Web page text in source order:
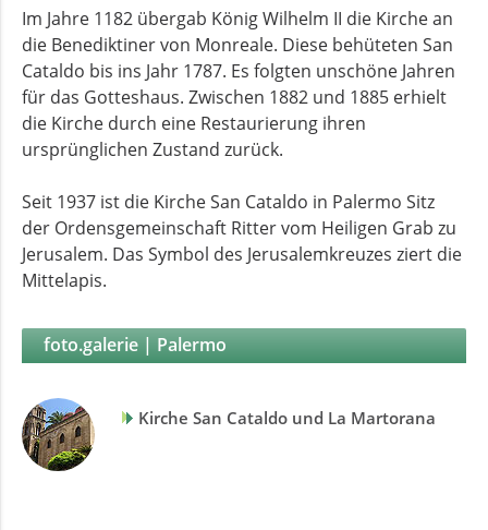
Im Jahre 1182 übergab König Wilhelm II die Kirche an
die Benediktiner von Monreale. Diese behüteten San
Cataldo bis ins Jahr 1787. Es folgten unschöne Jahren
für das Gotteshaus. Zwischen 1882 und 1885 erhielt
die Kirche durch eine Restaurierung ihren
ursprünglichen Zustand zurück.
Seit 1937 ist die Kirche San Cataldo in Palermo Sitz
der Ordensgemeinschaft Ritter vom Heiligen Grab zu
Jerusalem. Das Symbol des Jerusalemkreuzes ziert die
Mittelapis.
foto.galerie | Palermo
Kirche San Cataldo und La Martorana